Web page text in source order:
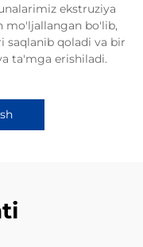
ekstruziya
mo'ljallangan bo'lib,
saqlanib qoladi va bir
ta'mga erishiladi.